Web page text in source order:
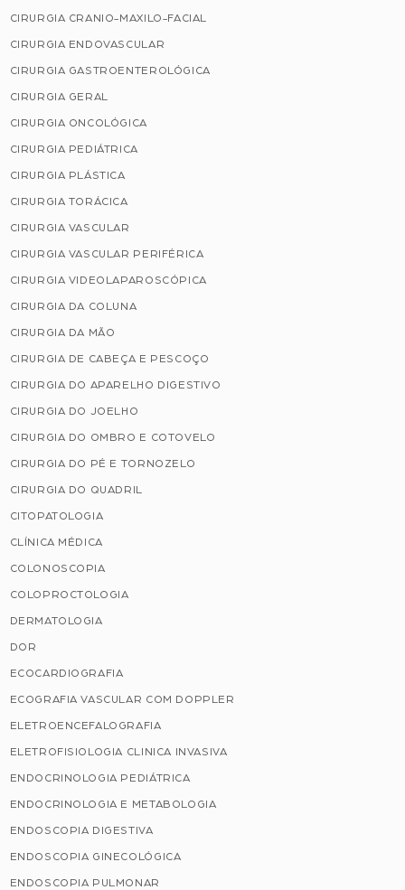
CIRURGIA CRANIO-MAXILO-FACIAL
CIRURGIA ENDOVASCULAR
CIRURGIA GASTROENTEROLÓGICA
CIRURGIA GERAL
CIRURGIA ONCOLÓGICA
CIRURGIA PEDIÁTRICA
CIRURGIA PLÁSTICA
CIRURGIA TORÁCICA
CIRURGIA VASCULAR
CIRURGIA VASCULAR PERIFÉRICA
CIRURGIA VIDEOLAPAROSCÓPICA
CIRURGIA DA COLUNA
CIRURGIA DA MÃO
CIRURGIA DE CABEÇA E PESCOÇO
CIRURGIA DO APARELHO DIGESTIVO
CIRURGIA DO JOELHO
CIRURGIA DO OMBRO E COTOVELO
CIRURGIA DO PÉ E TORNOZELO
CIRURGIA DO QUADRIL
CITOPATOLOGIA
CLÍNICA MÉDICA
COLONOSCOPIA
COLOPROCTOLOGIA
DERMATOLOGIA
DOR
ECOCARDIOGRAFIA
ECOGRAFIA VASCULAR COM DOPPLER
ELETROENCEFALOGRAFIA
ELETROFISIOLOGIA CLINICA INVASIVA
ENDOCRINOLOGIA PEDIÁTRICA
ENDOCRINOLOGIA E METABOLOGIA
ENDOSCOPIA DIGESTIVA
ENDOSCOPIA GINECOLÓGICA
ENDOSCOPIA PULMONAR